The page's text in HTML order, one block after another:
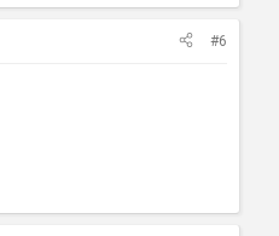
#6